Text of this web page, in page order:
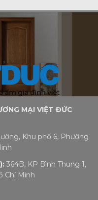
MẠI VIỆT ĐỨC
Khu phố 6, Phường
364B, KP Bình Thung 1,
Chí Minh